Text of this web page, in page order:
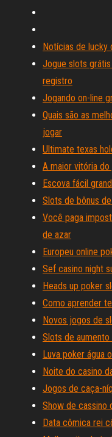
Notícias de lucky
Jogue slots
registro
Jogando on-line
Quais são as
jogar
Ultimate texas
A maior vitória
Escova fácil
Slots de bônus
Você paga
de azar
Europeu online
Sef casino night
Heads up poker
Como aprender
Novos jogos de
Slots de
Luva poker água
Noite do casino
Jogos de caça-
Show de cassino
Data cômica rei